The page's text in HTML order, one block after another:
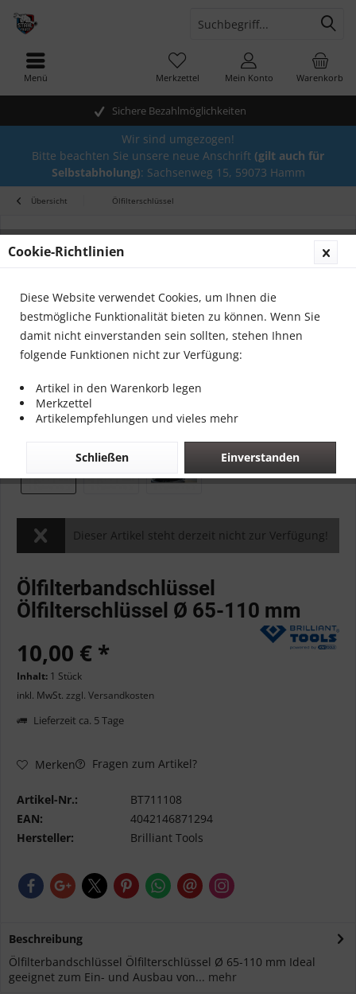
Sichere Bezahlmöglichkeiten
Warenkorb
Merkzettel Mein Konto
Menü
Wir sind umgezogen!
Bitte beachten Sie unsere neue Anschrift (gilt auch für
Selbstabholung): Sachsenweg 15, 59073 Hamm
Übersicht Ölfilterschlüssel
Dieser Artikel steht derzeit nicht zur Verfügung!
Ölfilterbandschlüssel
Ölfilterschlüssel Ø 65-110 mm
10,00 € *
Inhalt: 1 Stück
inkl. MwSt. zzgl. Versandkosten
Lieferzeit ca. 5 Tage
Merken Fragen zum Artikel?
Artikel-Nr.:
BT711108
EAN:
4042146871294
Hersteller:
Brilliant Tools
Beschreibung
Ölfilterbandschlüssel Ölfilterschlüssel Ø 65-110 mm Ideal
geeignet zum Ein- und Ausbau von... mehr
Cookie-Richtlinien
Diese Website verwendet Cookies, um Ihnen die
bestmögliche Funktionalität bieten zu können. Wenn Sie
damit nicht einverstanden sein sollten, stehen Ihnen
folgende Funktionen nicht zur Verfügung:
Artikel in den Warenkorb legen
Merkzettel
Artikelempfehlungen und vieles mehr
Einverstanden
Schließen